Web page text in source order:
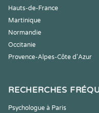
Hauts-de-France
Martinique
Normandie
Occitanie
Provence-Alpes-Côte d'Azur
RECHERCHES
Psychologue à Paris